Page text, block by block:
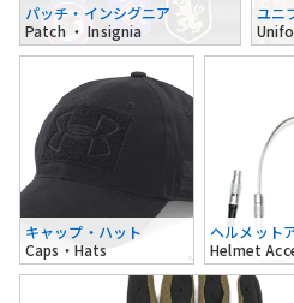
パッチ・インシグニア
Patch ・ Insignia
ユニ
キャップ・ハット
Caps・Hats
ヘルメット
Helmet